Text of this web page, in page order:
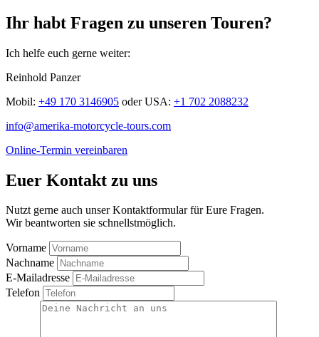
Ihr habt Fragen zu unseren Touren?
Ich helfe euch gerne weiter:
Reinhold Panzer
Mobil: +49 170 3146905 oder USA: +1 702 2088232
info@amerika-motorcycle-tours.com
Online-Termin vereinbaren
Euer Kontakt zu uns
Nutzt gerne auch unser Kontaktformular für Eure Fragen.
Wir beantworten sie schnellstmöglich.
Vorname
Nachname
E-Mailadresse
Telefon